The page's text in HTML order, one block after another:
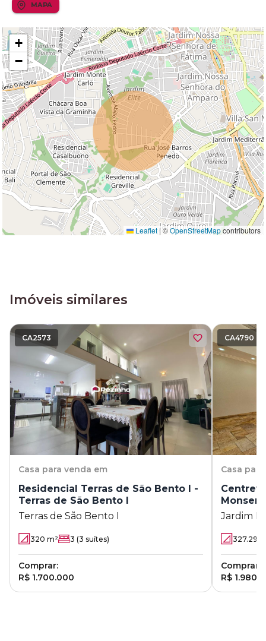
MAPA
+
−
Leaflet|©OpenStreetMapcontributors
Imóveis similares
CA2573
Casa para venda em
Residencial Terras de São Bento I -
Terras de São Bento I
Terras de São Bento I
320 m² 3 (3 suítes)
Comprar:
R$ 1.700.000
CA4790
Casa
Centreville - Jardim
Jardim
327.29
Comprar:
R$